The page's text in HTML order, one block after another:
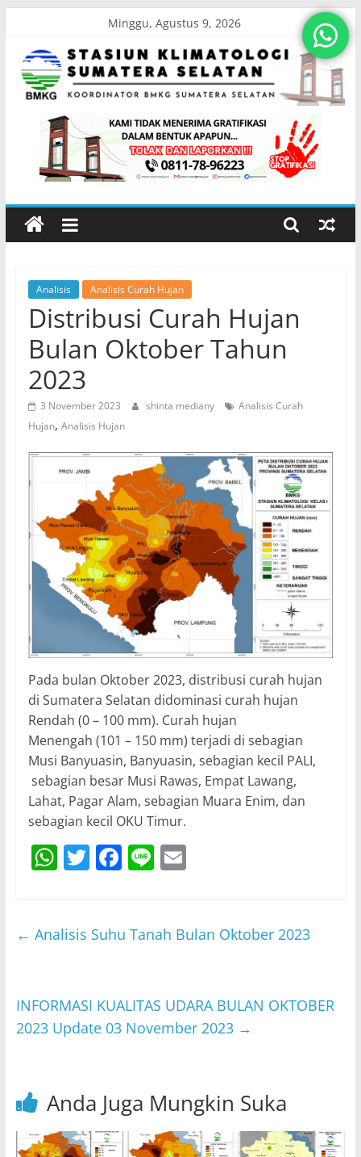
content
Minggu, Agustus 9, 2026
Stasiun
Klimatologi
Sumatera
Koordinator
BMKG
Sumatera
Selatan
Analisis Analisis Curah Hujan
Distribusi Curah Hujan
Bulan Oktober Tahun
2023
3 November 2023 shinta mediany
Analisis Curah
Hujan, Analisis Hujan
Pada bulan Oktober 2023, distribusi curah hujan
di Sumatera Selatan didominasi curah hujan
Rendah (0 – 100 mm). Curah hujan
Menengah (101 – 150 mm) terjadi di sebagian
Musi Banyuasin, Banyuasin, sebagian kecil PALI,
sebagian besar Musi Rawas, Empat Lawang,
Lahat, Pagar Alam, sebagian Muara Enim, dan
sebagian kecil OKU Timur.
W
s
p
T
er
F
e
o
k
Li E
l
← Analisis Suhu Tanah Bulan Oktober 2023
INFORMASI KUALITAS UDARA BULAN OKTOBER
2023 Update 03 November 2023 →
Anda Juga Mungkin Suka